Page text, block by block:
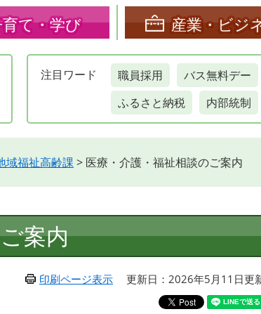
て・学び 産業・ビジ
注目 ワード 職員採用 バス無料デー
ふるさと納税
内部統制
域福祉高齢課 > 医療・介護・福祉相談のご案内
案内
印刷ページ表示 更新日：2026年5月11日更